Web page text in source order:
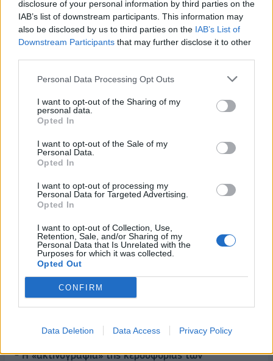
disclosure of your personal information by third parties on the
IAB’s list of downstream participants. This information may
also be disclosed by us to third parties on the IAB’s List of
Downstream Participants that may further disclose it to other
Personal Data Processing Opt Outs
I want to opt-out of the Sharing of my
personal data.
Opted In
I want to opt-out of the Sale of my
Personal Data.
Opted In
I want to opt-out of processing my
Personal Data for Targeted Advertising.
Opted In
I want to opt-out of Collection, Use,
Retention, Sale, and/or Sharing of my
Personal Data that Is Unrelated with the
Purposes for which it was collected.
Opted Out
CONFIRM
Data Deletion Data Access Privacy Policy
09/08/2026 - 12:08 ΤΟΥΡΙΣΜΟΣ
Τ. Θεοδωρικάκος: Η ενίσχυση της βιομηχανίας
διασφαλίζει την ανάπτυξη, την ασφάλεια και
καλύτερους μισθούς
09/08/2026 - 11:43 ΠΟΛΙΤΙΚΗ
Υπ. Μεταφορών: Οριστική λύση στο ζήτημα των
πινακίδων κυκλοφορίας - Τέλος στις χρονοβόρες
διαδικασίες
09/08/2026 - 11:18 ΕΛΛΑΔΑ
ΔΗΜΟΦΙΛΗ
Αλ. Τσίπρας: Στις 2 Σεπτεμβρίου η παρουσίαση του
οικονομικού προγράμματος της ΕΛ.Α.Σ. στη
Θεσσαλονίκη
- Η «ακτινογραφία» της κερδοφορίας των